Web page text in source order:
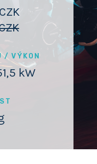
/ VÝKON
kW